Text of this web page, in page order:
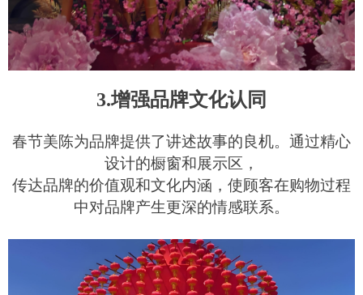
3.增强品牌文化认同
春节美陈为品牌提供了讲述故事的良机。通过精心
设计的橱窗和展示区，
传达品牌的价值观和文化内涵，使顾客在购物过程
中对品牌产生更深的情感联系。